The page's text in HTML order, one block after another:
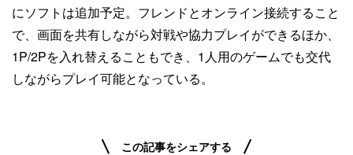
にソフトは追加予定。フレンドとオンライン接続すること
で、画面を共有しながら対戦や協力プレイができるほか、
1P/2Pを入れ替えることもでき、1人用のゲームでも交代
しながらプレイ可能となっている。
この記事をシェアする